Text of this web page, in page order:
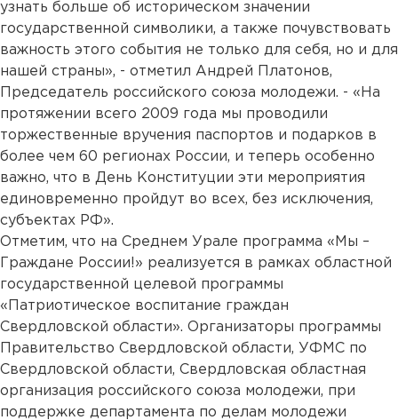
узнать больше об историческом значении
государственной символики, а также почувствовать
важность этого события не только для себя, но и для
нашей страны», - отметил Андрей Платонов,
Председатель российского союза молодежи. - «На
протяжении всего 2009 года мы проводили
торжественные вручения паспортов и подарков в
более чем 60 регионах России, и теперь особенно
важно, что в День Конституции эти мероприятия
единовременно пройдут во всех, без исключения,
субъектах РФ».
Отметим, что на Среднем Урале программа «Мы –
Граждане России!» реализуется в рамках областной
государственной целевой программы
«Патриотическое воспитание граждан
Свердловской области». Организаторы программы
Правительство Свердловской области, УФМС по
Свердловской области, Свердловская областная
организация российского союза молодежи, при
поддержке департамента по делам молодежи